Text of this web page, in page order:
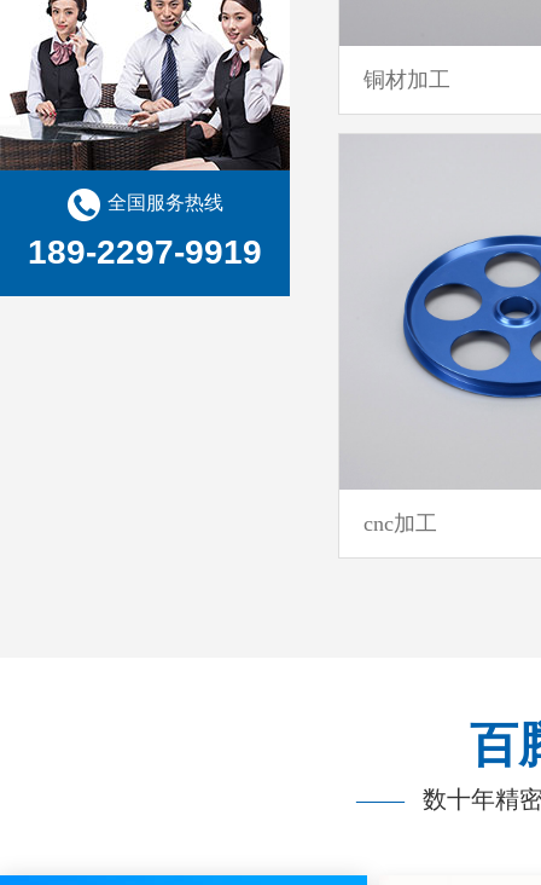
全国服务热线
189-2297-9919
铜材加工
cnc加工
百
—— 数十年精